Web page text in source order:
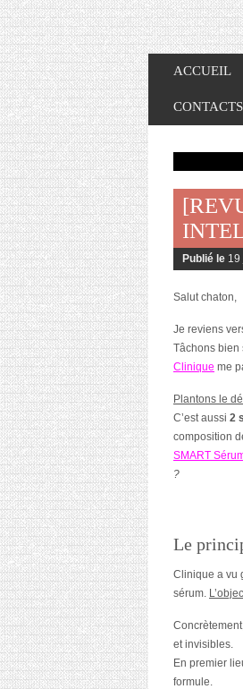
ACCUEIL
CONTACTS
Publié le 19
Salut chaton,
Je reviens
Tâchons bien
Clinique me
Plantons le
C’est aussi 2
composition
SMART
?
Le
Clinique a vu
sérum.
et invisibles.
En premier
formule.